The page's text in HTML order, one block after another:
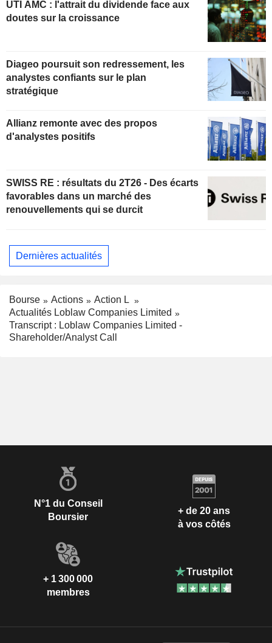
UTI AMC : l'attrait du dividende face aux
doutes sur la croissance
Diageo poursuit son redressement, les
analystes confiants sur le plan
stratégique
Allianz remonte avec des propos
d'analystes positifs
SWISS RE : résultats du 2T26 - Des écarts
favorables dans un marché des
renouvellements qui se durcit
Dernières actualités
Bourse Actions
Action L
Actualités Loblaw Companies Limited
Transcript : Loblaw Companies Limited -
Shareholder/Analyst Call
N°1 du Conseil
Boursier
+ de 20 ans
à vos côtés
+ 1 300 000
membres